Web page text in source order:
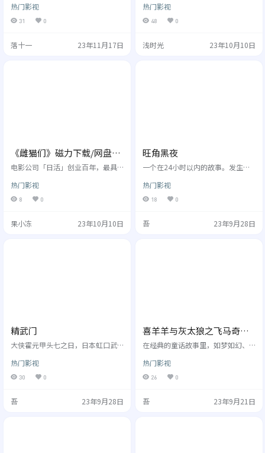
立組幹部，此時，他偶然遇到OL女
主角加奈（柳ゆり菜），電影講述
兩人一起行動，3天內發生的青春故
热门影视
31 0
落十一 23年11月17日
年代风靡一时的「粉红映画」（日
文叫Roman Porno，海外称之为Pi
nk Movie），亦即是浪漫化的成人
四十五周年，「日活」特别筹划了
热门影视
48 0
浅时光 23年10月10日
《雌猫们》磁力下载/网盘下
载/在线网盘
电影公司「日活」创业百年，最具
年代风靡一时的「粉红映画」（日
文叫Roman Porno，海外称之为Pi
nk Movie），亦即是浪漫化的成人
四十五周年，「日活」特别筹划了
热门影视
8 0
果小冻 23年10月10日
旺角黑夜
一个在24小时以内的故事。发生为
饰）从内地移民至香港，在旺角找
了一份差事，误入歧途成了一名杀
手，卷入了黑社会的腥风血雨中。
黑白两道，是警方的线人，来福因
热门影视
18 0
吾 23年9月28日
精武门
大侠霍元甲头七之日，日本虹口武
宽（桥本力 饰）委派，带人上精武
馆挑衅。霍元甲五弟子陈真（李小
龙 饰）不堪其辱，孤身赴武道场应
人打砸精武馆，并限三天交出陈
热门影视
30 0
吾 23年9月28日
喜羊羊与灰太狼之飞马奇遇
记
在经典的童话故事里，如梦如幻、
王子（郑恺 配音）即将迎娶美丽的
蓝马公主（白百合 配音），谁知婚
礼现场却被抢婚的小矮马（刘红韵
矮马的时候遭遇意外，坠落到了青
热门影视
26 0
吾 23年9月21日